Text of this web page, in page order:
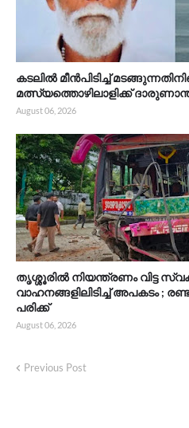
കടലിൽ മീൻപിടിച്ച്
മത്സ്യത്തൊഴിലാളിക്ക്
August 06, 2026
തൃശ്ശൂരിൽ നിയന്ത്രണം വിട്ട
വാഹനങ്ങളിലിടിച്ച് അപകടം ;
പരിക്ക്
August 06, 2026
Previous Post